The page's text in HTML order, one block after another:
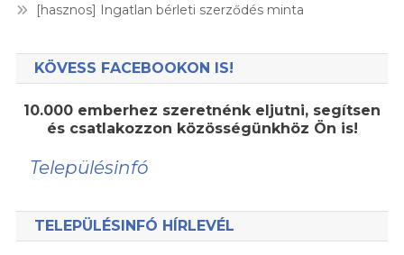
[hasznos] Ingatlan bérleti szerződés minta
KÖVESS FACEBOOKON IS!
10.000 emberhez szeretnénk eljutni, segítsen
és csatlakozzon közösségünkhöz Ön is!
Településinfó
TELEPÜLÉSINFÓ HÍRLEVÉL